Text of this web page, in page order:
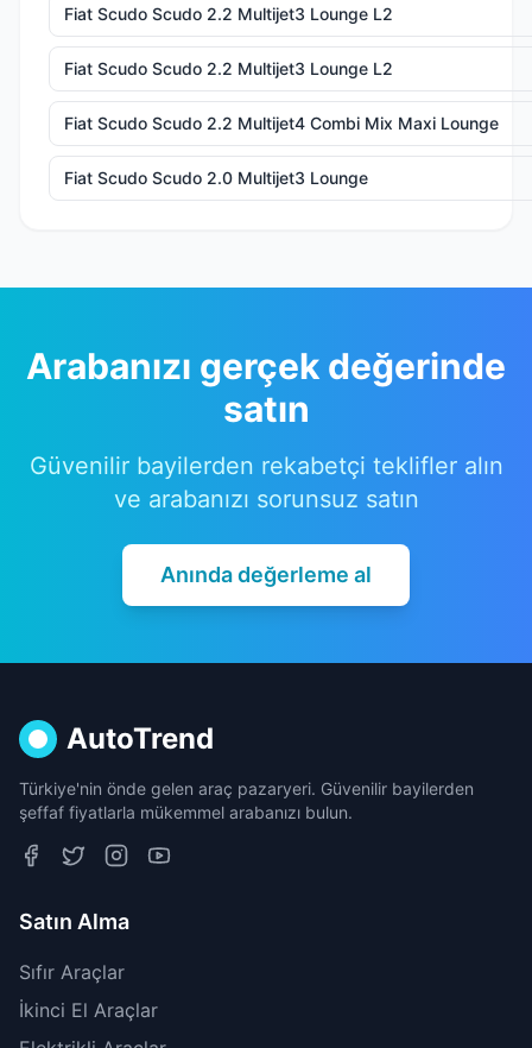
Fiat Scudo Scudo 2.2 Multijet3 Lounge L2
Fiat Scudo Scudo 2.2 Multijet3 Lounge L2
Fiat Scudo Scudo 2.2 Multijet4 Combi Mix Maxi Lounge
Fiat Scudo Scudo 2.0 Multijet3 Lounge
Arabanızı gerçek değerinde
satın
Güvenilir bayilerden rekabetçi teklifler alın
ve arabanızı sorunsuz satın
Anında değerleme al
AutoTrend
Türkiye'nin önde gelen araç pazaryeri. Güvenilir bayilerden
şeffaf fiyatlarla mükemmel arabanızı bulun.
Satın Alma
Sıfır Araçlar
İkinci El Araçlar